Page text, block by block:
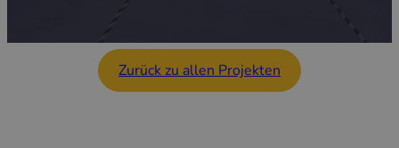
Zurück zu allen Projekten